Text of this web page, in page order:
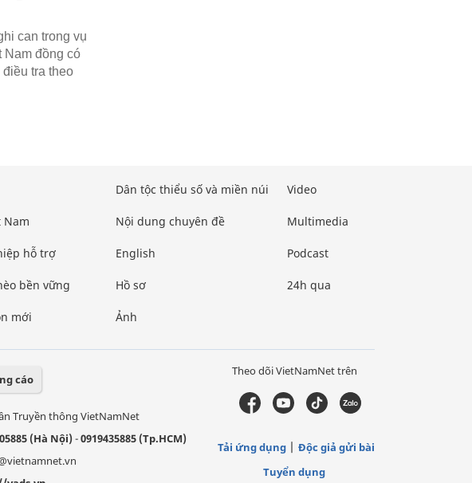
can trong vụ
đồng có
tra theo
Nam
hỗ trợ
bền vững
mới
Dân tộc thiểu số và miền núi
Nội dung chuyên đề
English
Hồ sơ
Ảnh
Video
Multimedia
Podcast
24h qua
cáo
Truyền thông VietNamNet
(Hà Nội)-0919435885 (Tp.HCM)
Theo dõi VietNamNet trên
Tải ứng dụng
Độc giả gửi bài
Tuyển dụng